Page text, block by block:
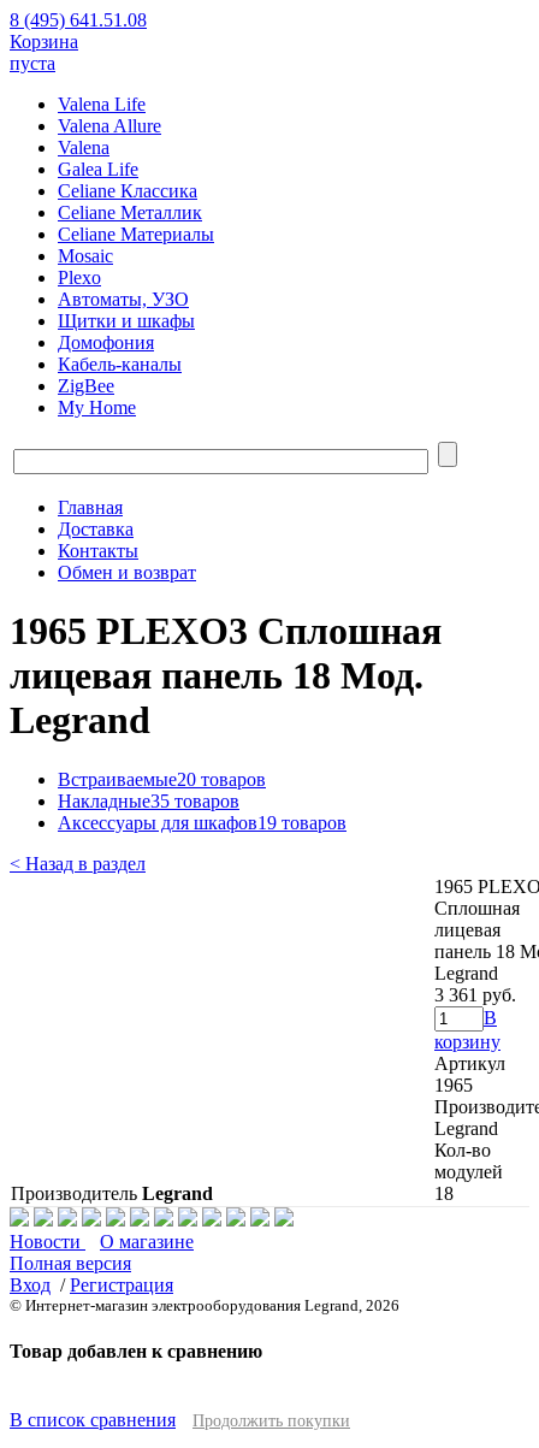
8 (495) 641.51.08
Корзина
пуста
Valena Life
Valena Allure
Valena
Galea Life
Celiane Классика
Celiane Металлик
Celiane Материалы
Mosaic
Plexo
Автоматы, УЗО
Щитки и шкафы
Домофония
Кабель-каналы
ZigBee
My Home
Главная
Доставка
Контакты
Обмен и возврат
1965 PLEXO3 Сплошная
лицевая панель 18 Мод.
Legrand
Встраиваемые20 товаров
Накладные35 товаров
Аксессуары для шкафов19 товаров
< Назад в раздел
1965
Сплошная
лицевая
панель 18
Legrand
3 361 руб.
В
корзину
Артикул
1965
Legrand
Кол-во
модулей
18
Производитель Legrand
Новости
О магазине
Полная версия
Вход /Регистрация
© Интернет-магазин электрооборудования Legrand, 2026
Товар добавлен к сравнению
В список сравнения Продолжить покупки